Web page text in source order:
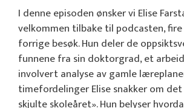
I denne episoden ønsker vi Elise
velkommen tilbake til podcasten,
forrige besøk. Hun deler de
funnene fra sin doktorgrad, et
involvert analyse av gamle
timefordelinger Elise snakker om